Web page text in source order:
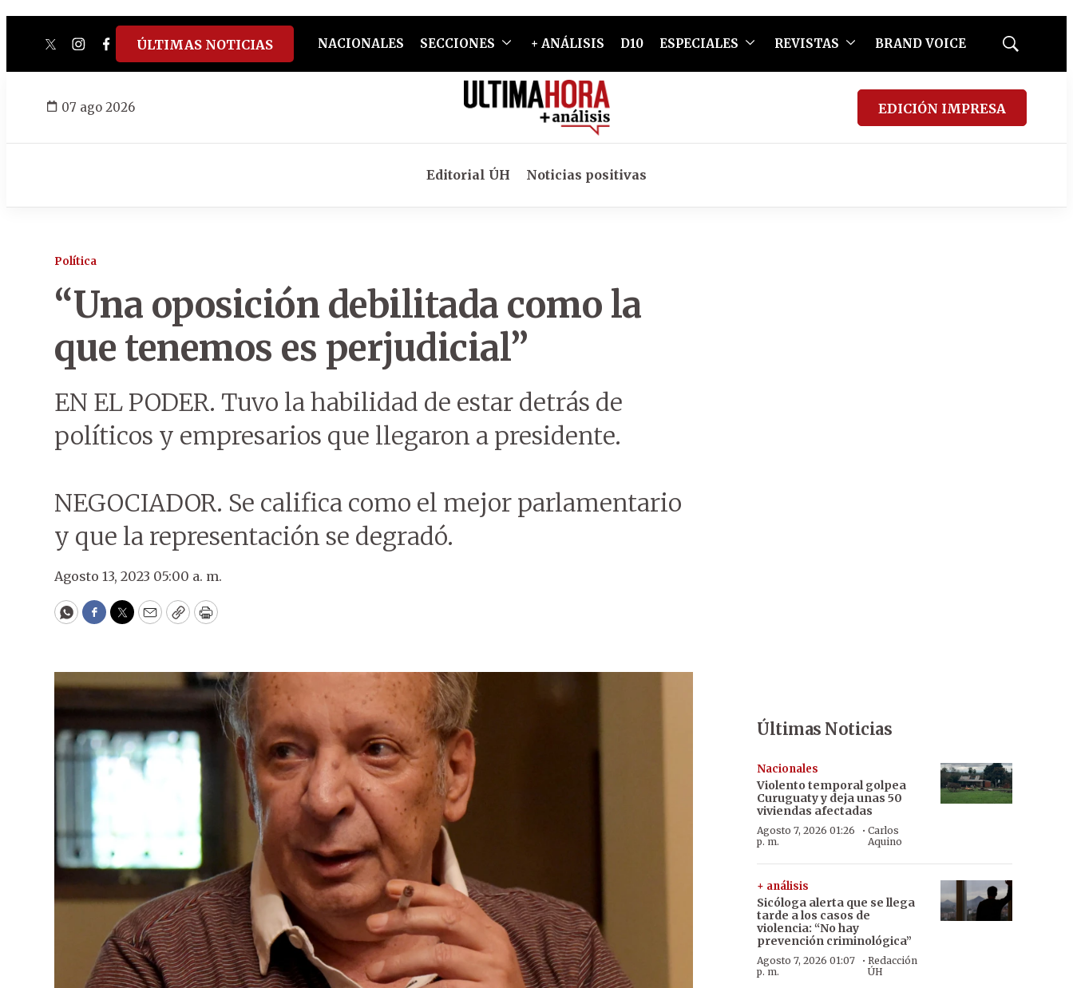
twitterinstagram
facebook
tiktokyoutube
spotify
ÚLTIMAS NOTICIAS NACIONALES SECCIONES + ANÁLISIS D10 ESPECIALES REVISTAS BRAND VOICE
Mostrar
07 ago 2026 EDICIÓN IMPRESA
Editorial ÚH Noticias positivas
Política
“Una oposición debilitada como la
que tenemos es perjudicial”
EN EL PODER. Tuvo la habilidad de estar detrás de
políticos y empresarios que llegaron a presidente.
NEGOCIADOR. Se califica como el mejor parlamentario
y que la representación se degradó.
Agosto 13, 2023 05:00 a. m.
WhatsApp
Facebook
Twitter
EmailCopyPrint
Últimas Noticias
Nacionales
Violento temporal golpea
Curuguaty y deja unas 50
viviendas afectadas
Agosto 7, 2026 01:26
p. m.
· Carlos
Aquino
+ análisis
Sicóloga alerta que se llega
tarde a los casos de
violencia: “No hay
prevención criminológica”
Agosto 7, 2026 01:07
p. m.
·Redacción
ÚH